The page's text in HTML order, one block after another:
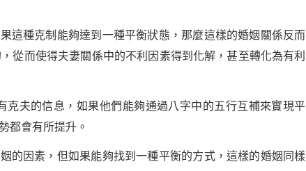
這種克制能夠達到一種平衡狀態，那麼這樣的婚姻關係反而
從而使得夫妻關係中的不利因素得到化解，甚至轉化為有利
夫的信息，如果他們能夠通過八字中的五行互補來實現平
都會有所提升。
的因素，但如果能夠找到一種平衡的方式，這樣的婚姻同樣